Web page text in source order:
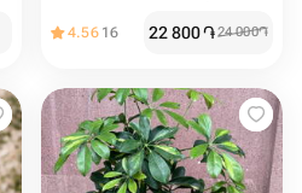
4.56 16 22 800֏24 000֏